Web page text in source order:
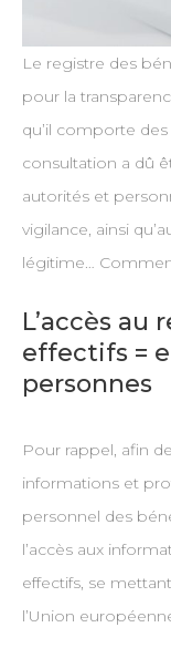
Le registre des
pour la
qu’il comporte
consultation a dû
autorités et
vigilance, ainsi
légitime…
L’accès
effectifs =
personnes
Pour rappel, afin
informations et
personnel des
l’accès aux
effectifs, se
l’Union